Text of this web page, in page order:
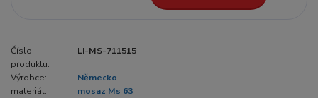
Číslo
produktu:
LI-MS-711515
Výrobce:
Německo
materiál:
mosaz Ms 63